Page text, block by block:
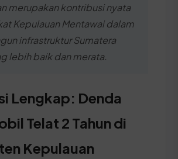
merupakan kontribusi nyata
Kepulauan Mentawai dalam
infrastruktur Sumatera
lebih baik dan merata.
Lengkap: Denda
Telat 2 Tahun di
Kepulauan